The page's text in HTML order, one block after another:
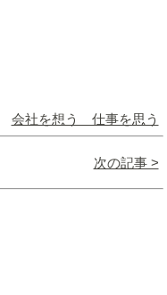
会社を想う 仕事を思う
次の記事 >